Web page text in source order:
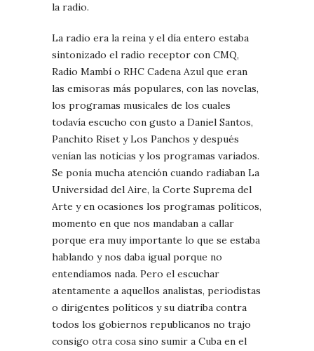
la radio.
La radio era la reina y el día entero estaba
sintonizado el radio receptor con CMQ,
Radio Mambí o RHC Cadena Azul que eran
las emisoras más populares, con las novelas,
los programas musicales de los cuales
todavía escucho con gusto a Daniel Santos,
Panchito Riset y Los Panchos y después
venían las noticias y los programas variados.
Se ponía mucha atención cuando radiaban La
Universidad del Aire, la Corte Suprema del
Arte y en ocasiones los programas políticos,
momento en que nos mandaban a callar
porque era muy importante lo que se estaba
hablando y nos daba igual porque no
entendíamos nada. Pero el escuchar
atentamente a aquellos analistas, periodistas
o dirigentes políticos y su diatriba contra
todos los gobiernos republicanos no trajo
consigo otra cosa sino sumir a Cuba en el